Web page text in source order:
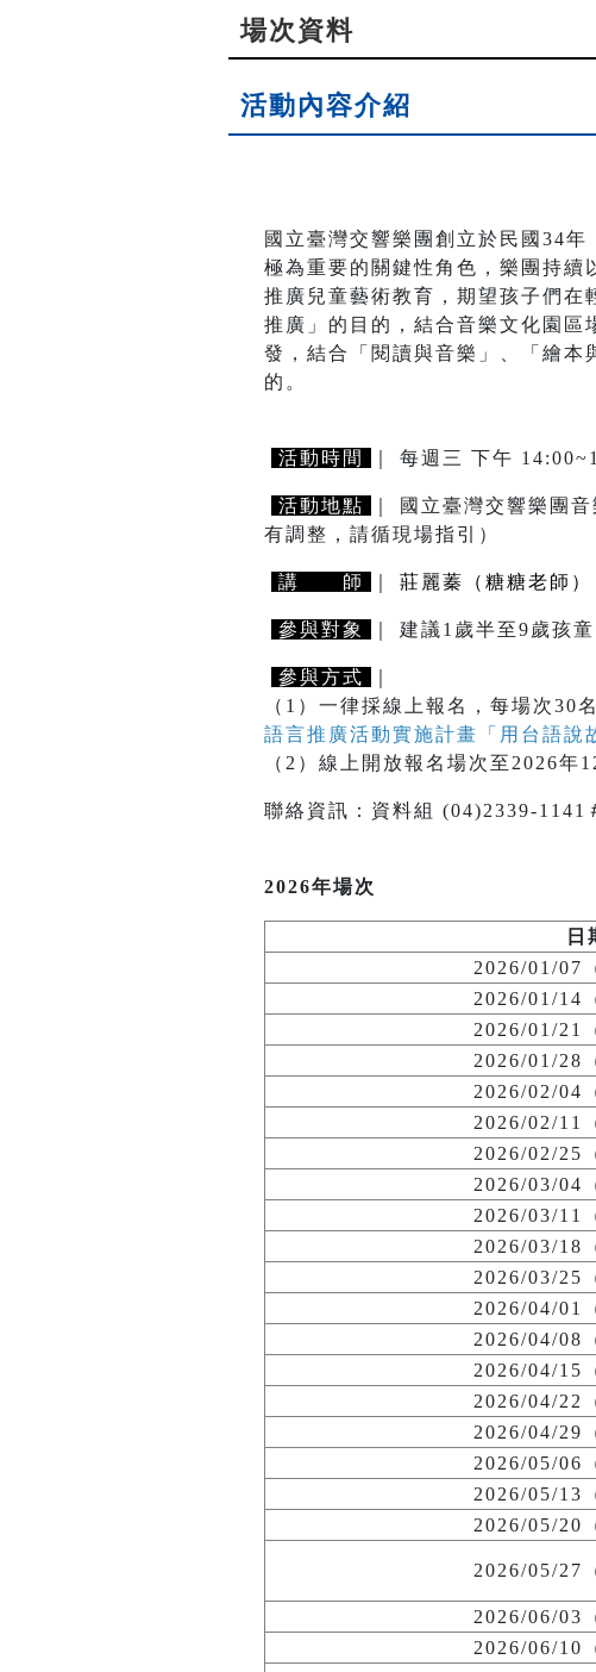
場次資料
活動內容介紹
國立臺灣交響樂團創立於民國34
極為重要的關鍵性角色，樂團持續
推廣兒童藝術教育，期望孩子們在
推廣」的目的，結合音樂文化園
發，結合「閱讀與音樂」、「繪本
的。
活動時間 ｜ 每週三 下午
活動地點 ｜ 國立臺灣交響樂團
有調整，請循現場指引）
講 師 莊麗蓁（糖糖老師）
參與對象 ｜ 建議1歲半至9歲孩
參與方式
（1）一律採線上報名，每場次30
語言推廣活動實施計畫「用台語說
（2）線上開放報名場次至2026年
聯絡資訊：資料組 (04)2339-
2026年場次
日
2026/01/07
2026/01/14
2026/01/21
2026/01/28
2026/02/04
2026/02/11
2026/02/25
2026/03/04
2026/03/11
2026/03/18
2026/03/25
2026/04/01
2026/04/08
2026/04/15
2026/04/22
2026/04/29
2026/05/06
2026/05/13
2026/05/20
2026/05/27
2026/06/03
2026/06/10